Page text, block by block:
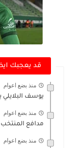
قد يعجبك
منذ بضع اعوام
يوسف البلايلي
منذ بضع اعوام
مدافع المنتخب
منذ بضع اعوام